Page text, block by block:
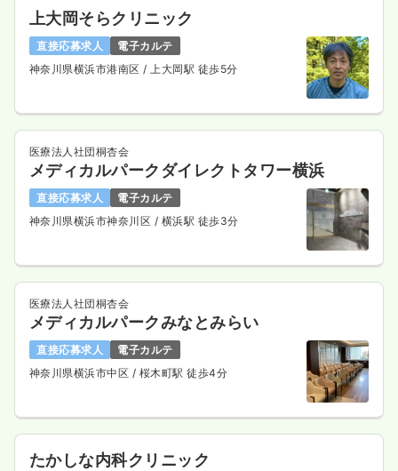
上大岡そらクリニック
直接応募求人
電子カルテ
神奈川県横浜市港南区 / 上大岡駅 徒歩5分
医療法人社団桐杏会
メディカルパークダイレクトタワー横浜
直接応募求人
電子カルテ
神奈川県横浜市神奈川区 / 横浜駅 徒歩3分
医療法人社団桐杏会
メディカルパークみなとみらい
直接応募求人
電子カルテ
神奈川県横浜市中区 / 桜木町駅 徒歩4分
たかしな内科クリニック